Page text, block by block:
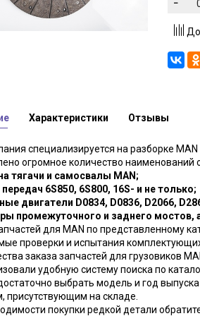
специализируется на разборке
огромное количество
тягачи и самосвалы MAN;
6S850, 6S800, 16S- и не только;
двигатели D0834, D0836, D2066,
промежуточного и заднего мостов,
для MAN по представленному
проверки и испытания
заказа запчастей для грузовиков
удобную систему поиска по
выбрать модель и год
присутствующим на складе.
покупки редкой детали
Характеристики Отзывы